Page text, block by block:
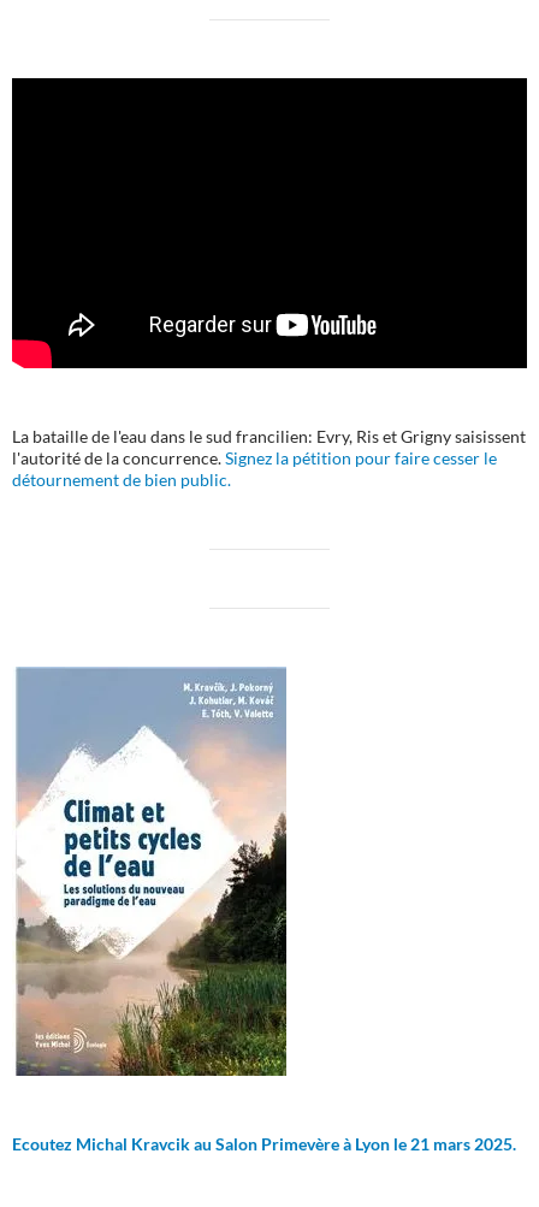
La bataille de l'eau dans le sud francilien: Evry, Ris et Grigny saisissent
l'autorité de la concurrence.Signez la pétition pour faire cesser le
détournement de bien public.
Ecoutez Michal Kravcik au Salon Primevère à Lyon le 21 mars 2025.